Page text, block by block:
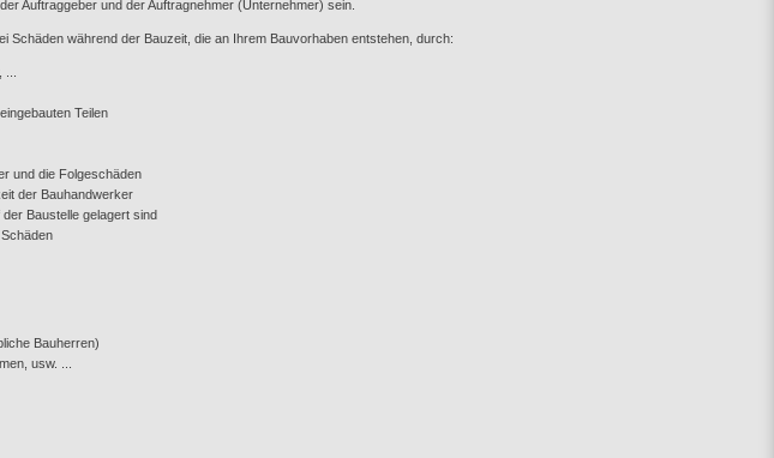
Auftraggeber und der Auftragnehmer (Unternehmer) sein.
Schäden während der Bauzeit, die an Ihrem Bauvorhaben entstehen, durch:
Teilen
und die Folgeschäden
der Bauhandwerker
Baustelle gelagert sind
Bauherren)
usw. ...